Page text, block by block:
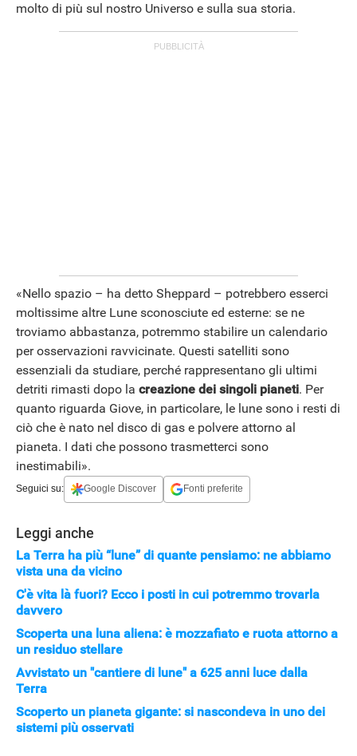
APPLE
molto di più sul nostro Universo e sulla sua storia.
«Nello spazio – ha detto Sheppard – potrebbero esserci
moltissime altre Lune sconosciute ed esterne: se ne
troviamo abbastanza, potremmo stabilire un calendario
per osservazioni ravvicinate. Questi satelliti sono
essenziali da studiare, perché rappresentano gli ultimi
detriti rimasti dopo la creazione dei singoli pianeti. Per
quanto riguarda Giove, in particolare, le lune sono i resti di
ciò che è nato nel disco di gas e polvere attorno al
pianeta. I dati che possono trasmetterci sono
inestimabili».
Seguici su: Google Discover Fonti preferite
Leggi anche
La Terra ha più “lune” di quante pensiamo: ne abbiamo
vista una da vicino
C'è vita là fuori? Ecco i posti in cui potremmo trovarla
davvero
Scoperta una luna aliena: è mozzafiato e ruota attorno a
un residuo stellare
Avvistato un "cantiere di lune" a 625 anni luce dalla
Terra
Scoperto un pianeta gigante: si nascondeva in uno dei
sistemi più osservati